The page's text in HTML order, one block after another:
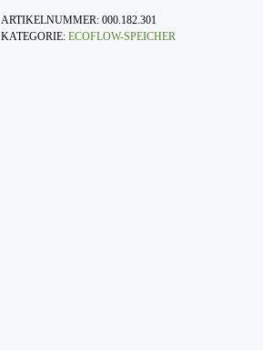
ARTIKELNUMMER: 000.182.301
KATEGORIE: ECOFLOW-SPEICHER